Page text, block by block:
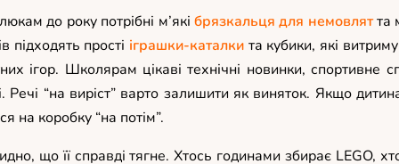
до року потрібні м’які брязкальця для немовлятта
підходять прості іграшки-каталки та кубики, які
ігор. Школярам цікаві технічні новинки, спортивне
Речі “на виріст” варто залишити як виняток. Якщо
на коробку “на потім”.
що її справді тягне. Хтось годинами збирає LEGO,